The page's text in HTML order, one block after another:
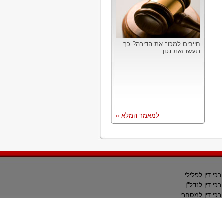
חייבים למכור את הדירה? כך
תעשו זאת נכון...
למאמר המלא »
דין לפלילי
דין לנדל"ן
דין למסחרי